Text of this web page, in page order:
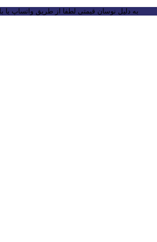
به دلیل نوسان قیمتی لطفا از طریق واتساپ یا